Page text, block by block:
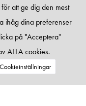
att ge dig den mest
ihåg dina preferenser
på "Acceptera"
ALLA cookies.
Cookieinställningar